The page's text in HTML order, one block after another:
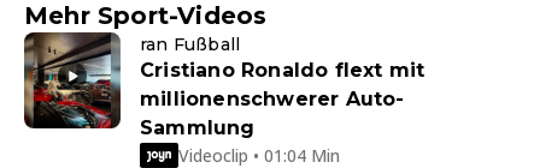
Mehr Sport-Videos
ran Fußball
Cristiano Ronaldo flext mit
millionenschwerer Auto-
Sammlung
Videoclip • 01:04 Min